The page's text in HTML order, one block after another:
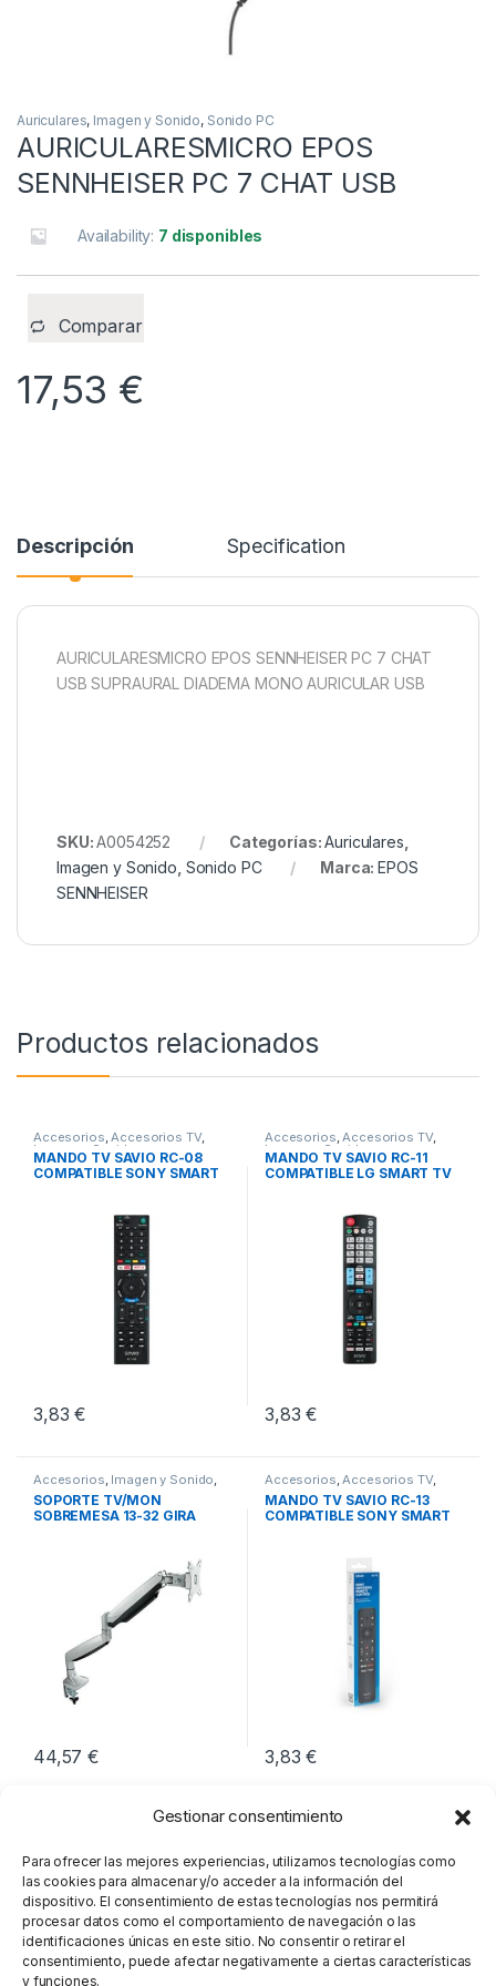
Gestionar consentimiento
Para ofrecer las mejores experiencias, utilizamos tecnologías como
las cookies para almacenar y/o acceder a la información del
dispositivo. El consentimiento de estas tecnologías nos permitirá
procesar datos como el comportamiento de navegación o las
identificaciones únicas en este sitio. No consentir o retirar el
consentimiento, puede afectar negativamente a ciertas características
y funciones.
Auriculares, Imagen y Sonido, Sonido PC
AURICULARESMICRO EPOS
SENNHEISER PC 7 CHAT USB
Availability: 7 disponibles
Comparar
17,53 €
Descripción Specification
AURICULARESMICRO EPOS SENNHEISER PC 7 CHAT
USB SUPRAURAL DIADEMA MONO AURICULAR USB
SKU:A0054252 Categorías:Auriculares
Imagen y Sonido Sonido PC Marca:EPOS
SENNHEISER
Productos relacionados
Accesorios,Accesorios TV,
Imagen y Sonido
MANDO TV SAVIO RC-08
COMPATIBLE SONY SMART
3,83€
Accesorios,Accesorios TV,
Imagen y Sonido
MANDO TV SAVIO RC-11
COMPATIBLE LG SMART TV
3,83€
Accesorios, Imagen y Sonido,
Soportes TV
SOPORTE TV/MON
SOBREMESA 13-32 GIRA
44,57€
Accesorios,Accesorios TV,
Imagen y Sonido
MANDO TV SAVIO RC-13
COMPATIBLE SONY SMART
3,83€